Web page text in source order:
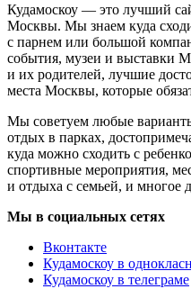
Кудамоскоу — это лучший
Москвы. Мы знаем куда
с парнем или большой
события, музеи и выставки
и их родителей, лучшие
места Москвы, которые
Мы советуем любые
отдых в парках,
куда можно сходить с
спортивные мероприятия,
и отдыха с семьей, и многое
Мы в социальных сетях
Вконтакте
Кудамоскоу в
Кудамоскоу в телеграме